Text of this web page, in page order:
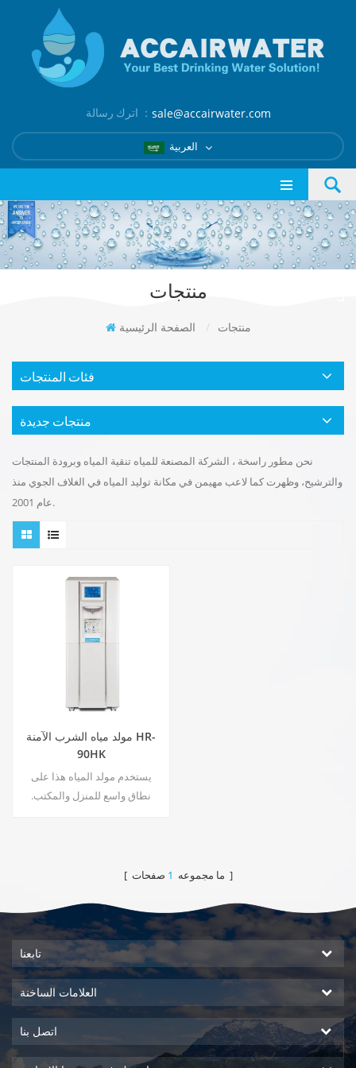
اترك رسالة ： sale@accairwater.com
منتجات
الصفحة الرئيسية / منتجات
فئات المنتجات
منتجات جديدة
نحن مطور راسخة ، الشركة المصنعة للمياه تنقية المياه وبرودة المنتجات
والترشيح، وظهرت كما لاعب مهيمن في مكانة توليد المياه في الغلاف الجوي منذ
عام 2001.
مولد مياه الشرب الآمنة HR-
90HK
يستخدم مولد المياه هذا على
نطاق واسع للمنزل والمكتب.
[ ما مجموعه 1 صفحات ]
تابعنا
العلامات الساخنة
اتصل بنا